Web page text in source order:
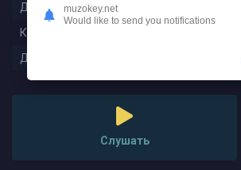
Длительность:
Качество:
Дата релиза:
Слушать
muzokey.net
Would like to send you notifications